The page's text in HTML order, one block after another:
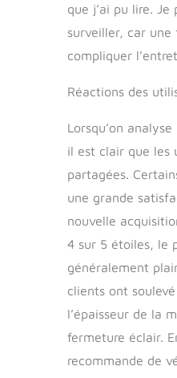
que j’ai pu lire. Je
surveiller, car
compliquer
Réactions des
Lorsqu’on
il est clair que les
partagées.
une grande
nouvelle
4 sur 5 étoiles, le
généralement
clients ont
l’épaisseur de la
fermeture éclair.
recommande de